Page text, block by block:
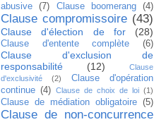
abusive
(7) Clause boomerang (4)
Clause compromissoire (43)
Clause d'élection de for (28)
Clause d'entente complète (6)
Clause d'exclusion de
responsabilité
(12)
Clause
d'exclusivité
(2)
Clause d'opération
continue (4) Clause de choix de loi (1)
Clause de médiation obligatoire (5)
Clause de non-concurrence